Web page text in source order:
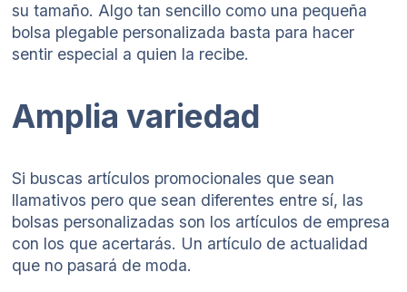
su tamaño. Algo tan sencillo como una pequeña
bolsa plegable personalizada basta para hacer
sentir especial a quien la recibe.
Amplia variedad
Si buscas artículos promocionales que sean
llamativos pero que sean diferentes entre sí, las
bolsas personalizadas son los artículos de empresa
con los que acertarás. Un artículo de actualidad
que no pasará de moda.